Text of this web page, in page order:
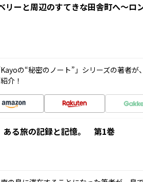
リーと周辺のすてきな田舎町へ～ロ
の“秘密のノート”」シリーズの著者が
介！
る旅の記録と記憶。 第1巻